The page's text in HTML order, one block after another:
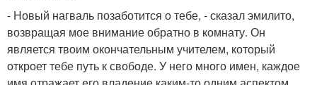
- Новый нагваль позаботится о тебе, - сказал эмилито,
возвращая мое внимание обратно в комнату. Он
является твоим окончательным учителем, который
откроет тебе путь к свободе. У него много имен, каждое